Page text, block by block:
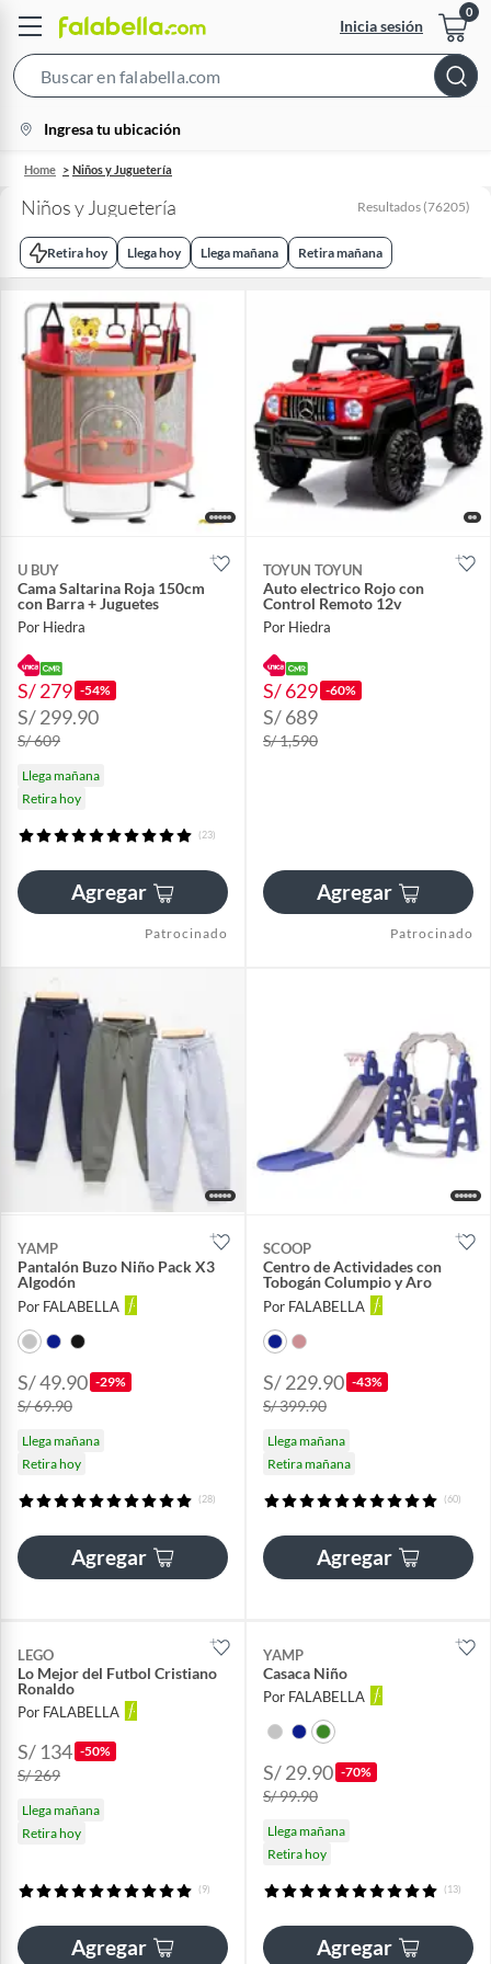
Inicia sesión
Bar
location-
icon
Ingresa tu ubicación
Home Niños y Juguetería
Niños y Juguetería Resultados (76205)
Retira hoy Llega hoy Llega mañana Retira mañana
U BUY
Cama Saltarina Roja 150cm
con Barra + Juguetes
Por Hiedra
S/ 279 -54%
S/ 299.90
S/ 609
Llega mañana
Retira hoy
(23)
Agregar
Patrocinado
TOYUN TOYUN
Auto electrico Rojo con
Control Remoto 12v
Por Hiedra
S/ 629 -60%
S/ 689
S/ 1,590
Agregar
Patrocinado
YAMP
Pantalón Buzo Niño Pack X3
Algodón
Por FALABELLA
S/ 49.90 -29%
S/ 69.90
Llega mañana
Retira hoy
(28)
Agregar
SCOOP
Centro de Actividades con
Tobogán Columpio y Aro
Por FALABELLA
S/ 229.90 -43%
S/ 399.90
Llega mañana
Retira mañana
(60)
Agregar
LEGO
Lo Mejor del Futbol Cristiano
Ronaldo
Por FALABELLA
S/ 134 -50%
S/ 269
Llega mañana
Retira hoy
(9)
Agregar
YAMP
Casaca Niño
Por FALABELLA
S/ 29.90 -70%
S/ 99.90
Llega mañana
Retira hoy
(13)
Agregar